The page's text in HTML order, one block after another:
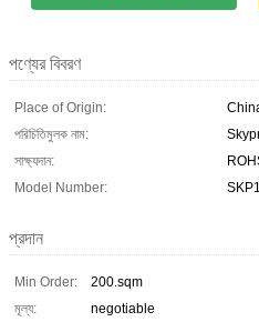
পণ্যের বিবরণ
Place of Origin:
পরিচিতিমুলক নাম:
সাক্ষ্যদান:
Model Number:
প্রদান
Min Order:
200.sqm
মূল্য:
negotiable